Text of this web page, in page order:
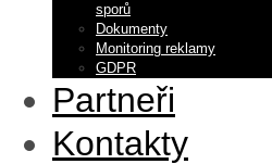
sporů
Dokumenty
Monitoring reklamy
GDPR
Partneři
Kontakty